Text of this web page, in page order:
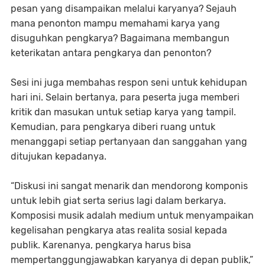
pesan yang disampaikan melalui karyanya? Sejauh
mana penonton mampu memahami karya yang
disuguhkan pengkarya? Bagaimana membangun
keterikatan antara pengkarya dan penonton?
Sesi ini juga membahas respon seni untuk kehidupan
hari ini. Selain bertanya, para peserta juga memberi
kritik dan masukan untuk setiap karya yang tampil.
Kemudian, para pengkarya diberi ruang untuk
menanggapi setiap pertanyaan dan sanggahan yang
ditujukan kepadanya.
“Diskusi ini sangat menarik dan mendorong komponis
untuk lebih giat serta serius lagi dalam berkarya.
Komposisi musik adalah medium untuk menyampaikan
kegelisahan pengkarya atas realita sosial kepada
publik. Karenanya, pengkarya harus bisa
mempertanggungjawabkan karyanya di depan publik,”